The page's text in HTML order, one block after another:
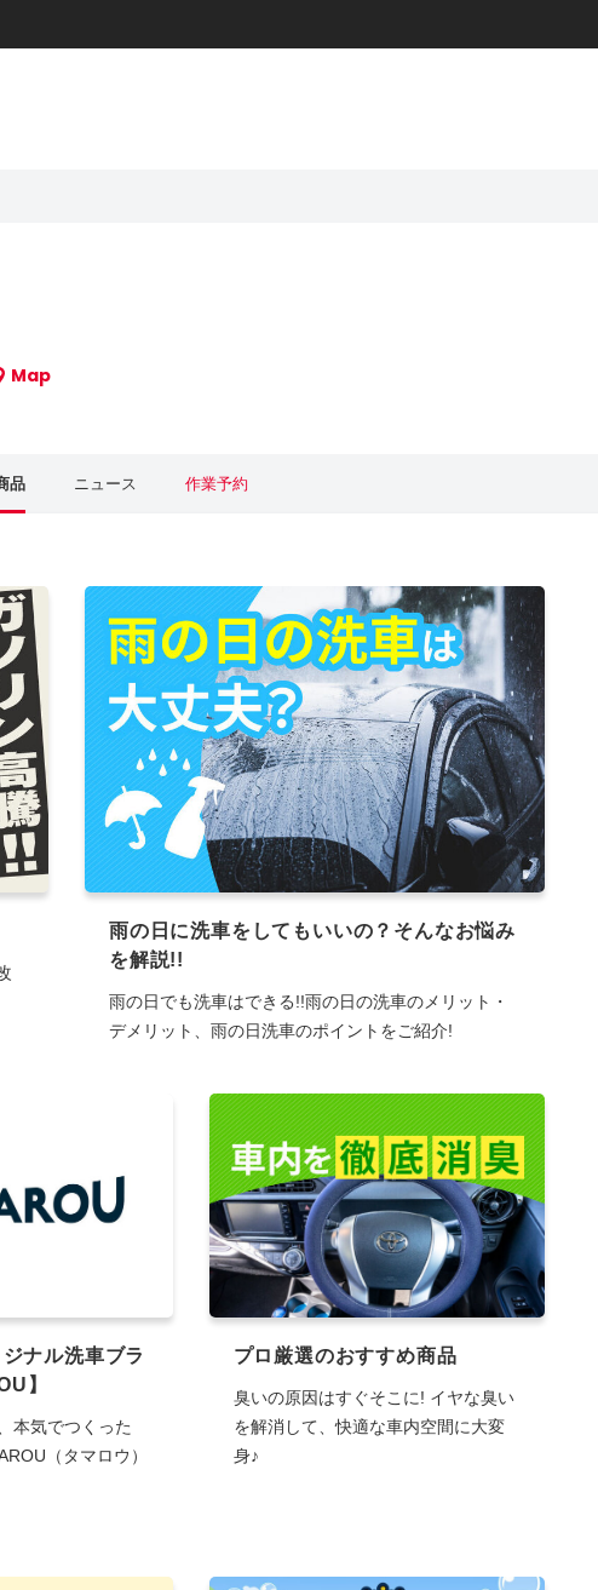
Map
品 ニュース 作業予約
雨の日に洗車をしてもいいの？そんなお悩み
を解説!!
雨の日でも洗車はできる!!雨の日の洗車のメリット・
デメリット、雨の日洗車のポイントをご紹介!
ナル洗車ブラ
】
本気でつくった
（タマロウ）
プロ厳選のおすすめ商品
臭いの原因はすぐそこに! イヤな臭い
を解消して、快適な車内空間に大変
身♪